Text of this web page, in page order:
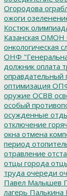
Огородова
ожоги
Костюк
Казанская ОМОН
онкологическая
ОНФ
должник оплата
оправдательный
оптимизация
оружие ОСВВ
особый
осужденные
отключение
окна отмена
период
отравление
отцы города
труда очереди
Павел Малышев
лагерь Палькина